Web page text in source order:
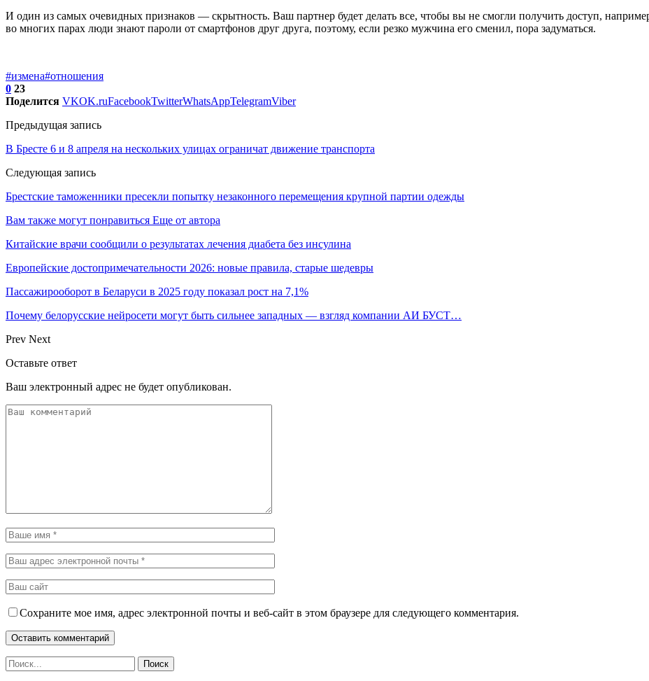
И один из самых очевидных признаков — скрытность. Ваш партнер будет делать все, чтобы вы не смогли получить доступ,
во многих парах люди знают пароли от смартфонов друг друга, поэтому, если резко мужчина его сменил, пора задуматься.
#измена#отношения
0 23
Поделится VKOK.ruFacebookTwitterWhatsAppTelegramViber
Предыдущая запись
В Бресте 6 и 8 апреля на нескольких улицах ограничат движение транспорта
Следующая запись
Брестские таможенники пресекли попытку незаконного перемещения крупной партии одежды
Вам также могут понравиться Еще от автора
Китайские врачи сообщили о результатах лечения диабета без инсулина
Европейские достопримечательности 2026: новые правила, старые шедевры
Пассажирооборот в Беларуси в 2025 году показал рост на 7,1%
Почему белорусские нейросети могут быть сильнее западных — взгляд компании АИ БУСТ…
Prev Next
Оставьте ответ
Ваш электронный адрес не будет опубликован.
Сохраните мое имя, адрес электронной почты и веб-сайт в этом браузере для следующего комментария.